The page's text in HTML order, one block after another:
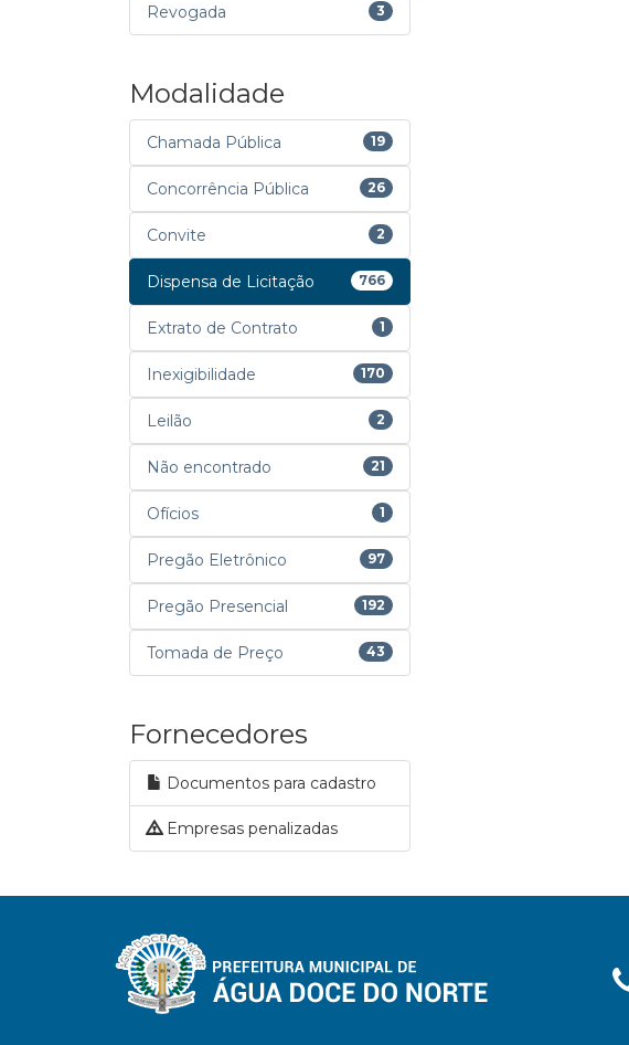
Revogada 3
Modalidade
Chamada Pública 19
Concorrência Pública 26
Convite 2
Dispensa de Licitação 766
Extrato de Contrato 1
Inexigibilidade 170
Leilão 2
Não encontrado 21
Ofícios 1
Pregão Eletrônico 97
Pregão Presencial 192
Tomada de Preço 43
Fornecedores
Documentos para cadastro
Empresas penalizadas